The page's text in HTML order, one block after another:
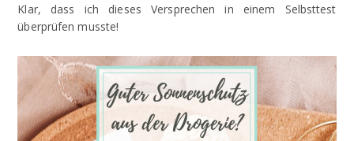
Klar, dass ich dieses Versprechen in einem Selbsttest
überprüfen musste!